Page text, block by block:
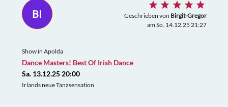
BI Geschrieben von Birgit-Gregor
am So. 14.12.25 21:27
Show in Apolda
Dance Masters! Best Of Irish Dance
Sa. 13.12.25 20:00
Irlands neue Tanzsensation